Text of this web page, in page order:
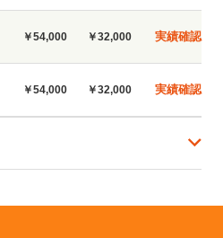
￥54,000 ￥32,000 実績確認
￥54,000 ￥32,000 実績確認